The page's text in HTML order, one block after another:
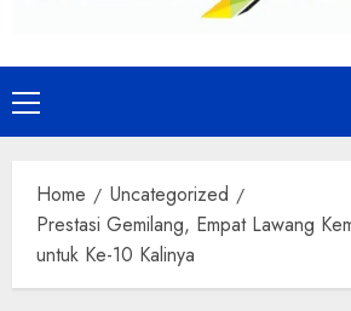
Primary
Menu
Home
Uncategorized
Prestasi Gemilang, Empat Lawang
untuk Ke-10 Kalinya